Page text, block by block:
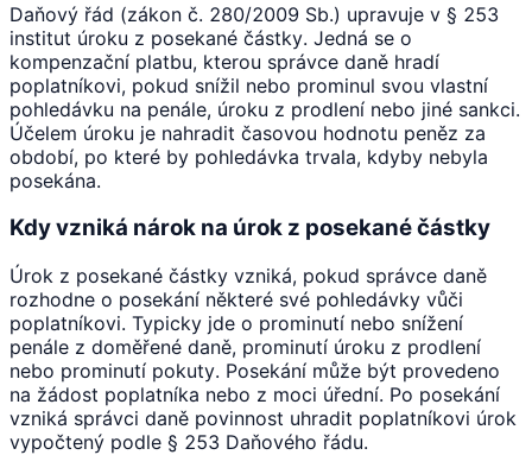
Daňový řád (zákon č. 280/2009 Sb.) upravuje v § 253
institut úroku z posekané částky. Jedná se o
kompenzační platbu, kterou správce daně hradí
poplatníkovi, pokud snížil nebo prominul svou vlastní
pohledávku na penále, úroku z prodlení nebo jiné sankci.
Účelem úroku je nahradit časovou hodnotu peněz za
období, po které by pohledávka trvala, kdyby nebyla
posekána.
Kdy vzniká nárok na úrok z posekané částky
Úrok z posekané částky vzniká, pokud správce daně
rozhodne o posekání některé své pohledávky vůči
poplatníkovi. Typicky jde o prominutí nebo snížení
penále z doměřené daně, prominutí úroku z prodlení
nebo prominutí pokuty. Posekání může být provedeno
na žádost poplatníka nebo z moci úřední. Po posekání
vzniká správci daně povinnost uhradit poplatníkovi úrok
vypočtený podle § 253 Daňového řádu.